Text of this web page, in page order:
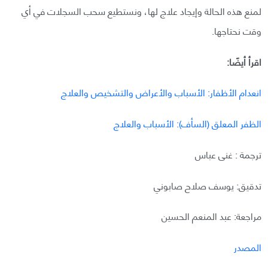
لمنع هذه الحالة وإيجاد علاج لها، ونستطيع سحب السجلات في أي
وقت نحتاجها.
اقرأ أيضًا:
انعدام الأظفار: الأسباب والأعراض والتشخيص والعلاج
الظفر المعلق (السأف): الأسباب والعلاج
ترجمة : غنى عباس
تدقيق: يوسف صلاح صابوني
مراجعة: عبد المنعم الحسين
المصدر